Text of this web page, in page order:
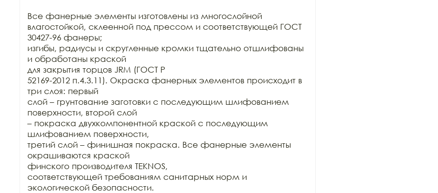
Все фанерные элементы изготовлены из многослойной
влагостойкой, склеенной под прессом и соответствующей ГОСТ
30427-96 фанеры;
изгибы, радиусы и скругленные кромки тщательно отшлифованы
и обработаны краской
для закрытия торцов JRM (ГОСТ Р
52169-2012 п.4.3.11). Окраска фанерных элементов происходит в
три слоя: первый
слой – грунтование заготовки с последующим шлифованием
поверхности, второй слой
– покраска двухкомпонентной краской с последующим
шлифованием поверхности,
третий слой – финишная покраска. Все фанерные элементы
окрашиваются краской
финского производителя TEKNOS,
соответствующей требованиям санитарных норм и
экологической безопасности.